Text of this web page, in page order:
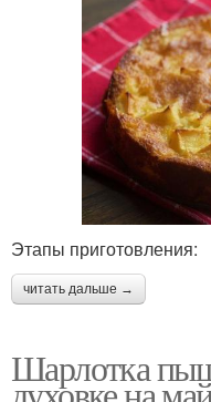
Этапы приготовления:
читать дальше →
Шарлотка